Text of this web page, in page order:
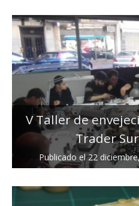
V Taller de
Trader
Publicado el22